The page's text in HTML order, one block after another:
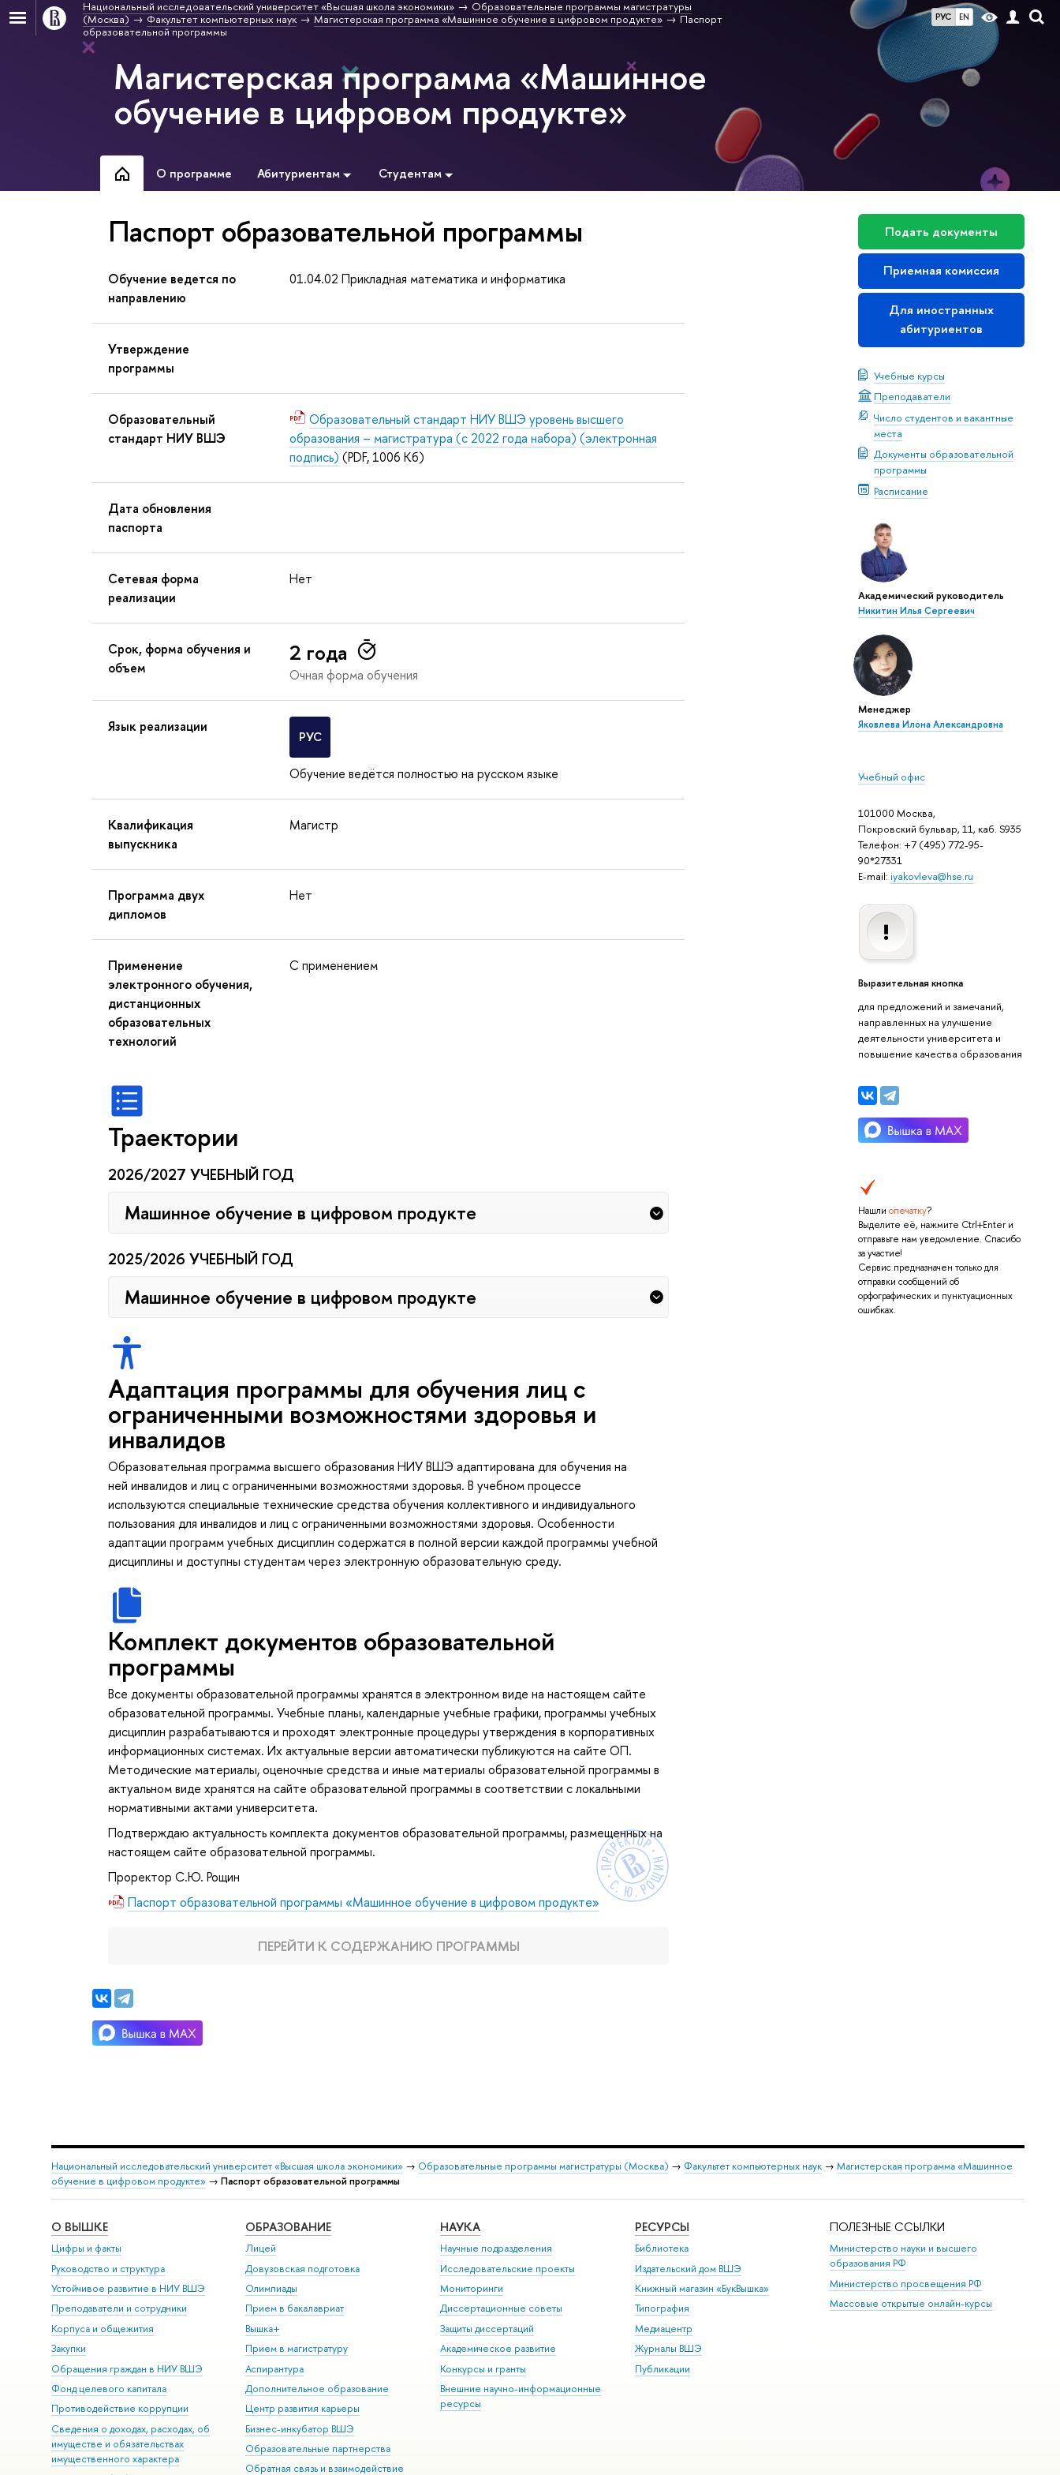
РУС EN
Национальный исследовательский университет «Высшая школа экономики»
Образовательные программы магистратуры
(Москва)
Факультет компьютерных наук Магистерская программа «Машинное обучение в цифровом продукте»
Паспорт
образовательной программы
Магистерская программа «Машинное
обучение в цифровом продукте»
О программе Абитуриентам Студентам
Подать документы
Приемная комиссия
Для иностранных
абитуриентов
Учебные курсы
Преподаватели
Число студентов и вакантные
места
Документы образовательной
программы
Расписание
Академический руководитель
Никитин Илья Сергеевич
Менеджер
Яковлева Илона Александровна
Учебный офис
101000 Москва,
Покровский бульвар, 11, каб. S935
Телефон: +7 (495) 772-95-
90*27331
E-mail: iyakovleva@hse.ru
Выразительная кнопка
для предложений и замечаний,
направленных на улучшение
деятельности университета и
повышение качества образования
Нашли опечатку?
Выделите её, нажмите Ctrl+Enter и
отправьте нам уведомление. Спасибо
за участие!
Сервис предназначен только для
отправки сообщений об
орфографических и пунктуационных
ошибках.
Паспорт образовательной программы
Обучение ведется по
направлению
01.04.02 Прикладная математика и информатика
Утверждение
программы
Образовательный
стандарт НИУ ВШЭ
Образовательный стандарт НИУ ВШЭ уровень высшего
образования – магистратура (с 2022 года набора) (электронная
подпись) (PDF, 1006 Кб)
Дата обновления
паспорта
Сетевая форма
реализации
Нет
Срок, форма обучения и
объем
2 года
Очная форма обучения
Язык реализации
РУС
Обучение ведётся полностью на русском языке
Квалификация
выпускника
Магистр
Программа двух
дипломов
Нет
Применение
электронного обучения,
дистанционных
образовательных
технологий
С применением
Траектории
2026/2027 УЧЕБНЫЙ ГОД
Машинное обучение в цифровом продукте
2025/2026 УЧЕБНЫЙ ГОД
Машинное обучение в цифровом продукте
Адаптация программы для обучения лиц с
ограниченными возможностями здоровья и
инвалидов
Образовательная программа высшего образования НИУ ВШЭ адаптирована для обучения на
ней инвалидов и лиц с ограниченными возможностями здоровья. В учебном процессе
используются специальные технические средства обучения коллективного и индивидуального
пользования для инвалидов и лиц с ограниченными возможностями здоровья. Особенности
адаптации программ учебных дисциплин содержатся в полной версии каждой программы учебной
дисциплины и доступны студентам через электронную образовательную среду.
Комплект документов образовательной
программы
Все документы образовательной программы хранятся в электронном виде на настоящем сайте
образовательной программы. Учебные планы, календарные учебные графики, программы учебных
дисциплин разрабатываются и проходят электронные процедуры утверждения в корпоративных
информационных системах. Их актуальные версии автоматически публикуются на сайте ОП.
Методические материалы, оценочные средства и иные материалы образовательной программы в
актуальном виде хранятся на сайте образовательной программы в соответствии с локальными
нормативными актами университета.
Подтверждаю актуальность комплекта документов образовательной программы, размещенных на
настоящем сайте образовательной программы.
Проректор С.Ю. Рощин
Паспорт образовательной программы «Машинное обучение в цифровом продукте»
ПЕРЕЙТИ К СОДЕРЖАНИЮ ПРОГРАММЫ
Национальный исследовательский университет «Высшая школа экономики» → Образовательные программы магистратуры (Москва) → Факультет компьютерных наук→ Магистерская программа «Машинное
обучение в цифровом продукте» → Паспорт образовательной программы
О ВЫШКЕ
Цифры и факты
Руководство и структура
Устойчивое развитие в НИУ ВШЭ
Преподаватели и сотрудники
Корпуса и общежития
Закупки
Обращения граждан в НИУ ВШЭ
Фонд целевого капитала
Противодействие коррупции
Сведения о доходах, расходах, об
имуществе и обязательствах
имущественного характера
ОБРАЗОВАНИЕ
Лицей
Довузовская подготовка
Олимпиады
Прием в бакалавриат
Вышка+
Прием в магистратуру
Аспирантура
Дополнительное образование
Центр развития карьеры
Бизнес-инкубатор ВШЭ
Образовательные партнерства
Обратная связь и взаимодействие
НАУКА
Научные подразделения
Исследовательские проекты
Мониторинги
Диссертационные советы
Защиты диссертаций
Академическое развитие
Конкурсы и гранты
Внешние научно-информационные
ресурсы
РЕСУРСЫ
Библиотека
Издательский дом ВШЭ
Книжный магазин «БукВышка»
Типография
Медиацентр
Журналы ВШЭ
Публикации
ПОЛЕЗНЫЕ ССЫЛКИ
Министерство науки и высшего
образования РФ
Министерство просвещения РФ
Массовые открытые онлайн-курсы